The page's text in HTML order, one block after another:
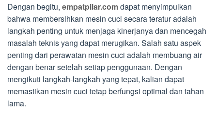
Dengan begitu, empatpilar.comdapat menyimpulkan
bahwa membersihkan mesin cuci secara teratur adalah
langkah penting untuk menjaga kinerjanya dan mencegah
masalah teknis yang dapat merugikan. Salah satu aspek
penting dari perawatan mesin cuci adalah membuang air
dengan benar setelah setiap penggunaan. Dengan
mengikuti langkah-langkah yang tepat, kalian dapat
memastikan mesin cuci tetap berfungsi optimal dan tahan
lama.